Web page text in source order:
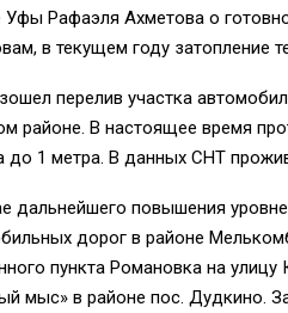
Уфы Рафаэля Ахметова о
в текущем году затопление
перелив участка
районе. В настоящее время
до 1 метра. В данных СНТ
дальнейшего повышения
дорог в районе
пункта Романовка на
мыс» в районе пос. Дудкино.